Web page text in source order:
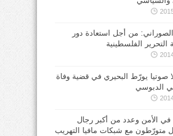
من أجل استعادة دور
التحرير الفلسطينية
صوتيا يورّط البحيري في قضية وفاة
الدبوسي
في الأمن وعدد من أكبر رجال
متورّطون مع شبكات مافيا التهريب